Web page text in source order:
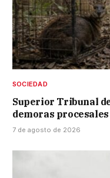
SOCIEDAD
Superior Tribunal
demoras
7 de agosto de 2026